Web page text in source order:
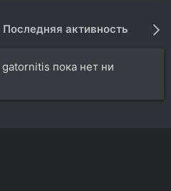
Последняя активность
пока нет ни